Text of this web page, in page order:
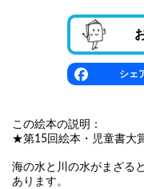
シェ
この絵本の説明：
★第15回絵本・児童書大
海の水と川の水がまざる
あります。